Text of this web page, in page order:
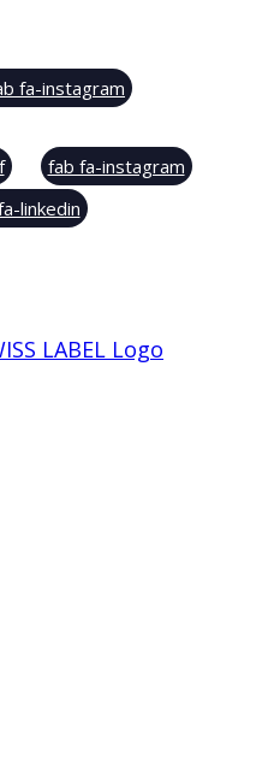
fa-instagram
fab fa-instagram
linkedin